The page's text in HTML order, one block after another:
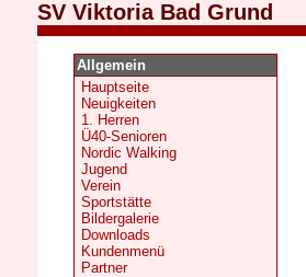
SV Viktoria Bad Grund
Allgemein
Hauptseite
Neuigkeiten
1. Herren
Ü40-Senioren
Nordic Walking
Jugend
Verein
Sportstätte
Bildergalerie
Downloads
Kundenmenü
Partner